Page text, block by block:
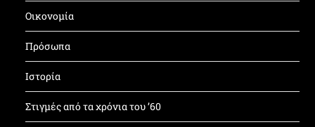
Οικονομία
Πρόσωπα
Ιστορία
Στιγμές από τα χρόνια του ’60